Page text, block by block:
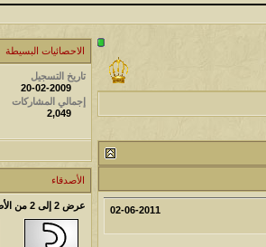
آخر رد:محمد
آخر مشاركة
آخر
212704 آخر رد:محمد
آخر مشاركة
02-06-2011
الاحصائيات البسيطة
تاريخ التسجيل
20-02-2009
إجمالي المشاركات
2,049
الأصدقاء
عرض 2 إلى 2 من الأصدقاء